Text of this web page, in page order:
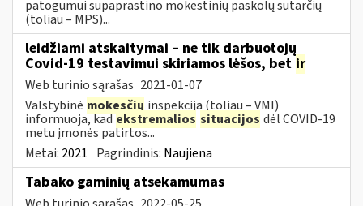
patogumui supaprastino mokestinių paskolų sutarčių
(toliau – MPS)...
leidžiami atskaitymai – ne tik darbuotojų
Covid-19 testavimui skiriamos lėšos, bet ir
Web turinio sąrašas 2021-01-07
Valstybinė mokesčių inspekcija (toliau – VMI)
informuoja, kadekstremalios situacijos dėl COVID-19
metu įmonės patirtos...
Metai: 2021 Pagrindinis: Naujiena
Tabako gaminių atsekamumas